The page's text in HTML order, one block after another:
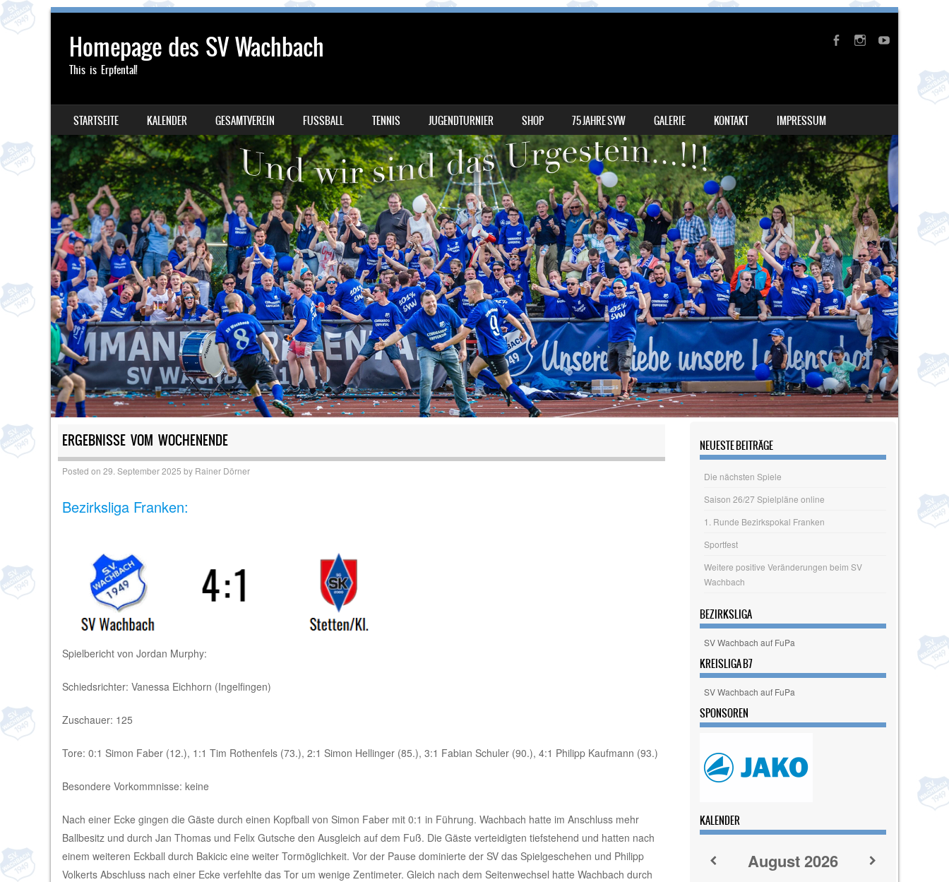
Homepage des SV Wachbach
This is Erpfental!
MENU
SKIP TO CONTENT
STARTSEITE KALENDER GESAMTVEREIN FUSSBALL TENNIS JUGENDTURNIER SHOP 75 JAHRE SVW GALERIE KONTAKT IMPRESSUM
ERGEBNISSE VOM WOCHENENDE
Posted on 29. September 2025 by Rainer Dörner
Bezirksliga Franken:
Spielbericht von Jordan Murphy:
Schiedsrichter: Vanessa Eichhorn (Ingelfingen)
Zuschauer: 125
Tore: 0:1 Simon Faber (12.), 1:1 Tim Rothenfels (73.), 2:1 Simon Hellinger (85.), 3:1 Fabian Schuler (90.), 4:1 Philipp Kaufmann (93.)
Besondere Vorkommnisse: keine
Nach einer Ecke gingen die Gäste durch einen Kopfball von Simon Faber mit 0:1 in Führung. Wachbach hatte im Anschluss mehr
Ballbesitz und durch Jan Thomas und Felix Gutsche den Ausgleich auf dem Fuß. Die Gäste verteidigten tiefstehend und hatten nach
einem weiteren Eckball durch Bakicic eine weiter Tormöglichkeit. Vor der Pause dominierte der SV das Spielgeschehen und Philipp
Volkerts Abschluss nach einer Ecke verfehlte das Tor um wenige Zentimeter. Gleich nach dem Seitenwechsel hatte Wachbach durch
NEUESTE BEITRÄGE
Die nächsten Spiele
Saison 26/27 Spielpläne online
1. Runde Bezirkspokal Franken
Sportfest
Weitere positive Veränderungen beim SV
Wachbach
BEZIRKSLIGA
SV Wachbach auf FuPa
KREISLIGA B7
SV Wachbach auf FuPa
SPONSOREN
KALENDER
August2026